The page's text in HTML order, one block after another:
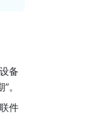
备
。
件